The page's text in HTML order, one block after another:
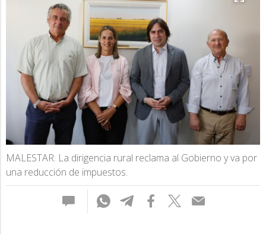
MALESTAR. La dirigencia rural reclama al Gobierno y va por
una reducción de impuestos.